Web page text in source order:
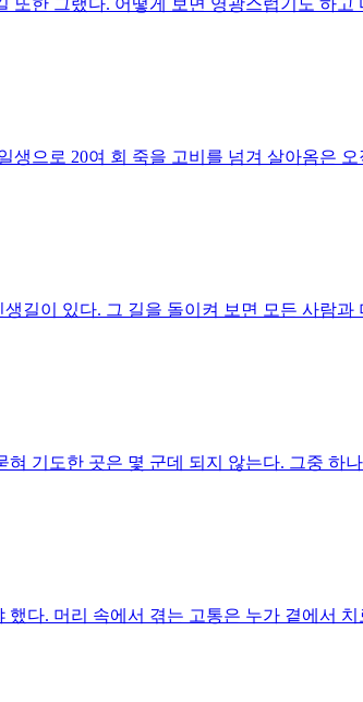
또한 그랬다. 어떻게 보면 영광스럽기도 하고
으로 20여 회 죽을 고비를 넘겨 살아옴은 오
길이 있다. 그 길을 돌이켜 보면 모든 사람과
기도한 곳은 몇 군데 되지 않는다. 그중 하
다. 머리 속에서 겪는 고통은 누가 곁에서 치